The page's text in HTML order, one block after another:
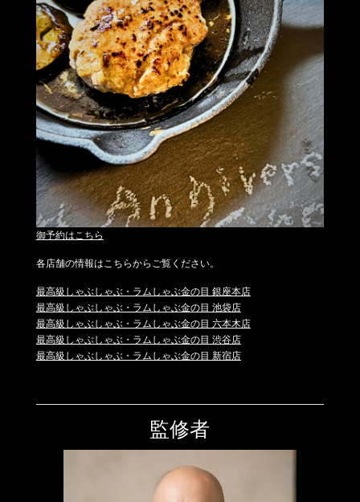
御予約はこちら
各店舗の情報はこちらからご覧ください。
最高級しゃぶしゃぶ・ラムしゃぶ金の目 銀座本店
最高級しゃぶしゃぶ・ラムしゃぶ金の目 池袋店
最高級しゃぶしゃぶ・ラムしゃぶ金の目 六本木店
最高級しゃぶしゃぶ・ラムしゃぶ金の目 渋谷店
最高級しゃぶしゃぶ・ラムしゃぶ金の目 新宿店
監修者